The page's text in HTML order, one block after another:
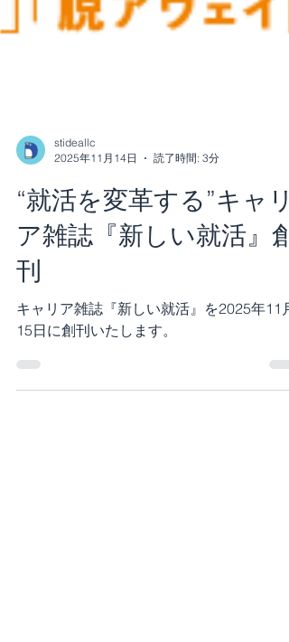
2025年11月14日
読了時間: 3分
“就活を変革する”キャリ
ア雑誌『新しい就活』創
刊
15日に創刊いたします。